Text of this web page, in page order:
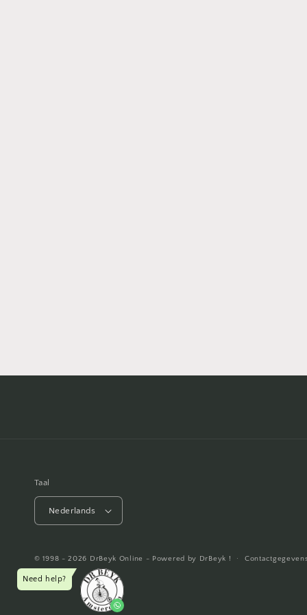
Taal
Nederlands
© 1998 - 2026 DrBeyk Online - Powered by DrBeyk !